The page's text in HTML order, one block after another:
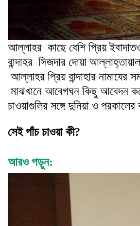
আল্লাহর কাছে বেশি প্রিয়
বান্দাহর সিজদার দোয়া
আল্লাহর প্রিয় বান্দাহার নামাযের
মাঝখানে আবেগঘন কিছু আবেদন
চাওয়াগুলির সঙ্গে দুনিয়া ও
সেই পাঁচ চাওয়া কী?
আরও পড়ুন: